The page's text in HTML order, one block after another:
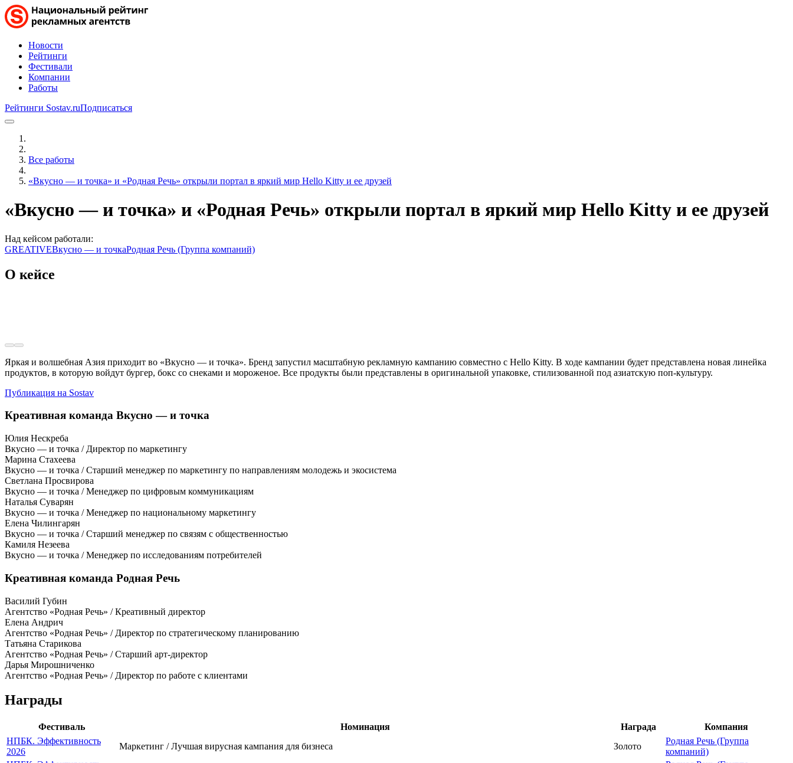
Новости
Рейтинги
Фестивали
Компании
Работы
Рейтинги Sostav.ruПодписаться
Все работы
«Вкусно — и точка» и «Родная Речь» открыли портал в яркий мир Hello Kitty и ее друзей
«Вкусно — и точка» и «Родная Речь» открыли портал в яркий мир Hello Kitty и ее друзей
Над кейсом работали:
GREATIVEВкусно — и точкаРодная Речь (Группа компаний)
О кейсе
Яркая и волшебная Азия приходит во «Вкусно — и точка». Бренд запустил масштабную рекламную кампанию совместно с Hello Kitty. В ходе кампании будет представлена новая линейка
продуктов, в которую войдут бургер, бокс со снеками и мороженое. Все продукты были представлены в оригинальной упаковке, стилизованной под азиатскую поп-культуру.
Публикация на Sostav
Креативная команда Вкусно — и точка
Юлия Нескреба
Вкусно — и точка / Директор по маркетингу
Марина Стахеева
Вкусно — и точка / Старший менеджер по маркетингу по направлениям молодежь и экосистема
Светлана Просвирова
Вкусно — и точка / Менеджер по цифровым коммуникациям
Наталья Суварян
Вкусно — и точка / Менеджер по национальному маркетингу
Елена Чилингарян
Вкусно — и точка / Старший менеджер по связям с общественностью
Камиля Незеева
Вкусно — и точка / Менеджер по исследованиям потребителей
Креативная команда Родная Речь
Василий Губин
Агентство «Родная Речь» / Креативный директор
Елена Андрич
Агентство «Родная Речь» / Директор по стратегическому планированию
Татьяна Старикова
Агентство «Родная Речь» / Старший арт-директор
Дарья Мирошниченко
Агентство «Родная Речь» / Директор по работе с клиентами
Награды
Фестиваль Номинация Награда
Компания
НПБК. Эффективность
2026
Маркетинг / Лучшая вирусная кампания для бизнеса Золото
Родная Речь (Группа
компаний)